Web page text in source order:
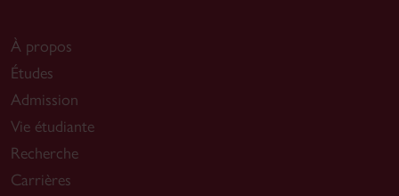
À propos
Études
Admission
Vie étudiante
Recherche
Carrières